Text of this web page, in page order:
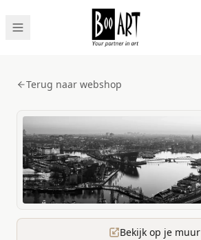
Terug naar webshop
Bekijk op je muur